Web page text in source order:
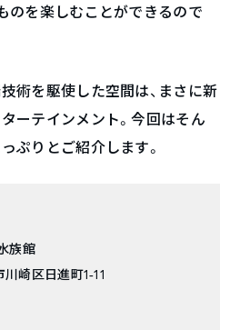
のを楽しむことができるので
術を駆使した空間は、まさに新
ーテインメント。今回はそん
ぷりとご紹介します。
族館
川崎区日進町1-11